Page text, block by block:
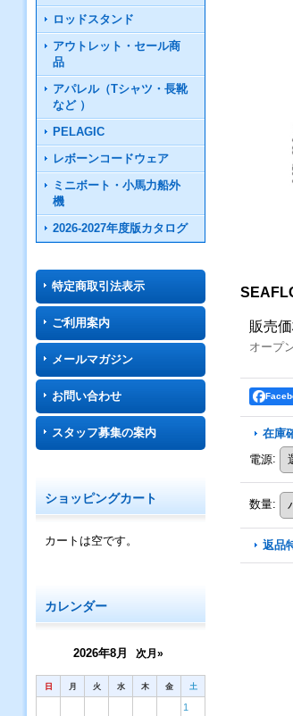
ロッドスタンド
アウトレット・セール商
品
アパレル（Tシャツ・長靴
など ）
PELAGIC
レボーンコードウェア
ミニボート・小馬力船外
機
2026-2027年度版カタログ
特定商取引法表示
ご利用案内
メールマガジン
お問い合わせ
スタッフ募集の案内
ショッピングカート
カートは空です。
カレンダー
2026年8月 次月»
日 月 火 水 木 金 土
1
販売
オープ
在庫
電源:
数量:
返品